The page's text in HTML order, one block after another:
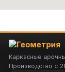
Каркасные
Производство с